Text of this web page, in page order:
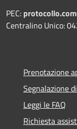
PEC:
Centralino Unico:
Prenotazione
Segnalazione
Leggi le FAQ
Richiesta